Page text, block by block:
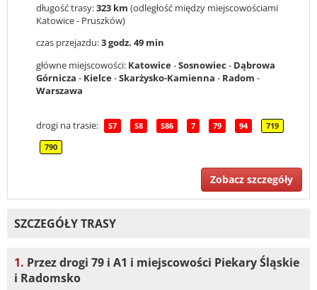
długość trasy:323 km (odległość między miejscowościami
Katowice - Pruszków)
czas przejazdu:3 godz. 49 min
główne miejscowości: Katowice-Sosnowiec - Dąbrowa
Górnicza - Kielce-Skarżysko-Kamienna - Radom -
Warszawa
drogi na trasie: S7 S8 S86 7 79 94 719
790
Zobacz szczegóły
SZCZEGÓŁY TRASY
1. Przez drogi 79 i A1 i miejscowości Piekary Śląskie
i Radomsko